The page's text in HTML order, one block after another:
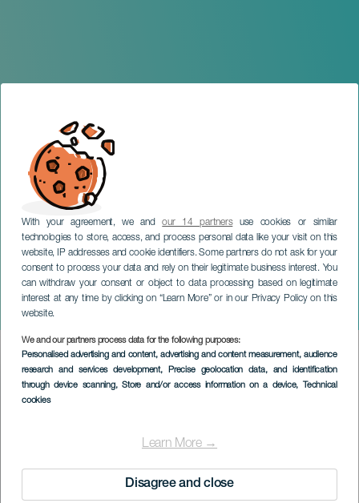
With your agreement, we andour 14 partnersuse cookies or similar
technologies to store, access, and process personal data like your visit on this
website, IP addresses and cookie identifiers. Some partners do not ask for your
consent to process your data and rely on their legitimate business interest. You
can withdraw your consent or object to data processing based on legitimate
interest at any time by clicking on “Learn More” or in our Privacy Policy on this
website.
We and our partners process data for the following purposes:
Personalised advertising and content, advertising and content measurement, audience
research and services development, Precise geolocation data, and identification
through device scanning, Store and/or access information on a device, Technical
cookies
Learn More →
Disagree and close
Den store latinske nat:
Óscar D'León
TENERIFE
Imagen
Listado